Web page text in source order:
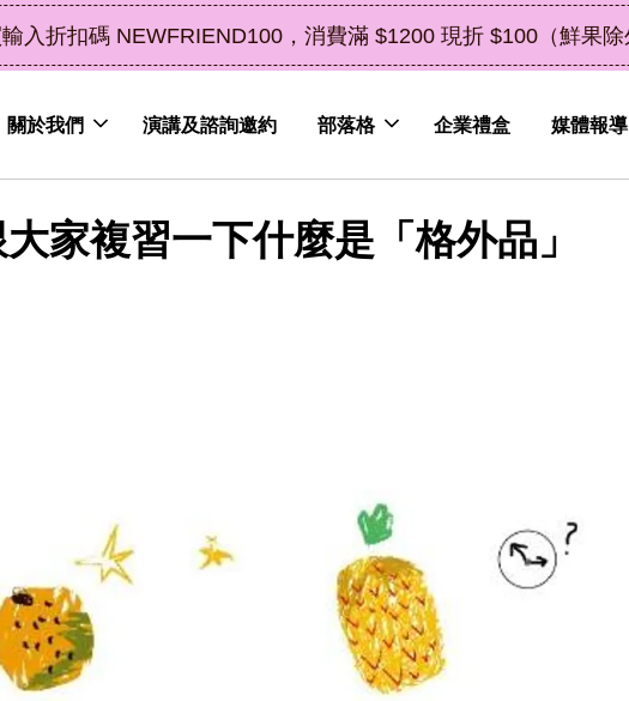
市｜橘皮植萃永續好禮，解油去味・送禮自用兩相宜 了解詳情
關於我們 演講及諮詢邀約 部落格 企業禮盒 媒體報導
家複習一下什麼是「格外品」